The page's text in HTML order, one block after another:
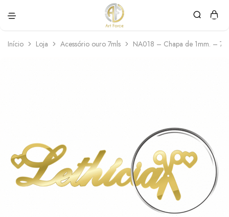
Force
personalizadas
Início Loja Acessório ouro 7mls NA018 – Chapa de 1mm. –